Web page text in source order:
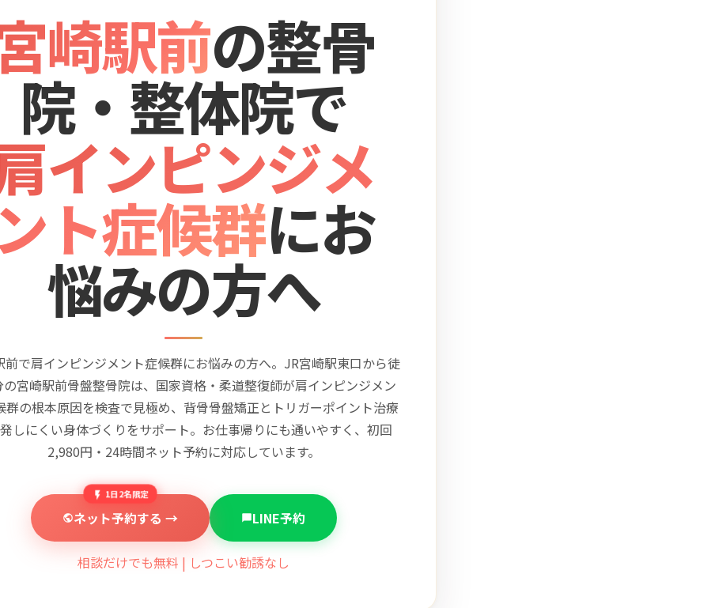
崎駅前の整骨
院・整体院で
インピンジメ
ト症候群にお
悩みの方へ
前で肩インピンジメント症候群にお悩みの方へ。JR宮崎駅東口から徒
の宮崎駅前骨盤整骨院は、国家資格・柔道整復師が肩インピンジメン
群の根本原因を検査で見極め、背骨骨盤矯正とトリガーポイント治療
しにくい身体づくりをサポート。お仕事帰りにも通いやすく、初回
2,980円・24時間ネット予約に対応しています。
1日2名限定
ネット予約する → LINE予約
相談だけでも無料 | しつこい勧誘なし